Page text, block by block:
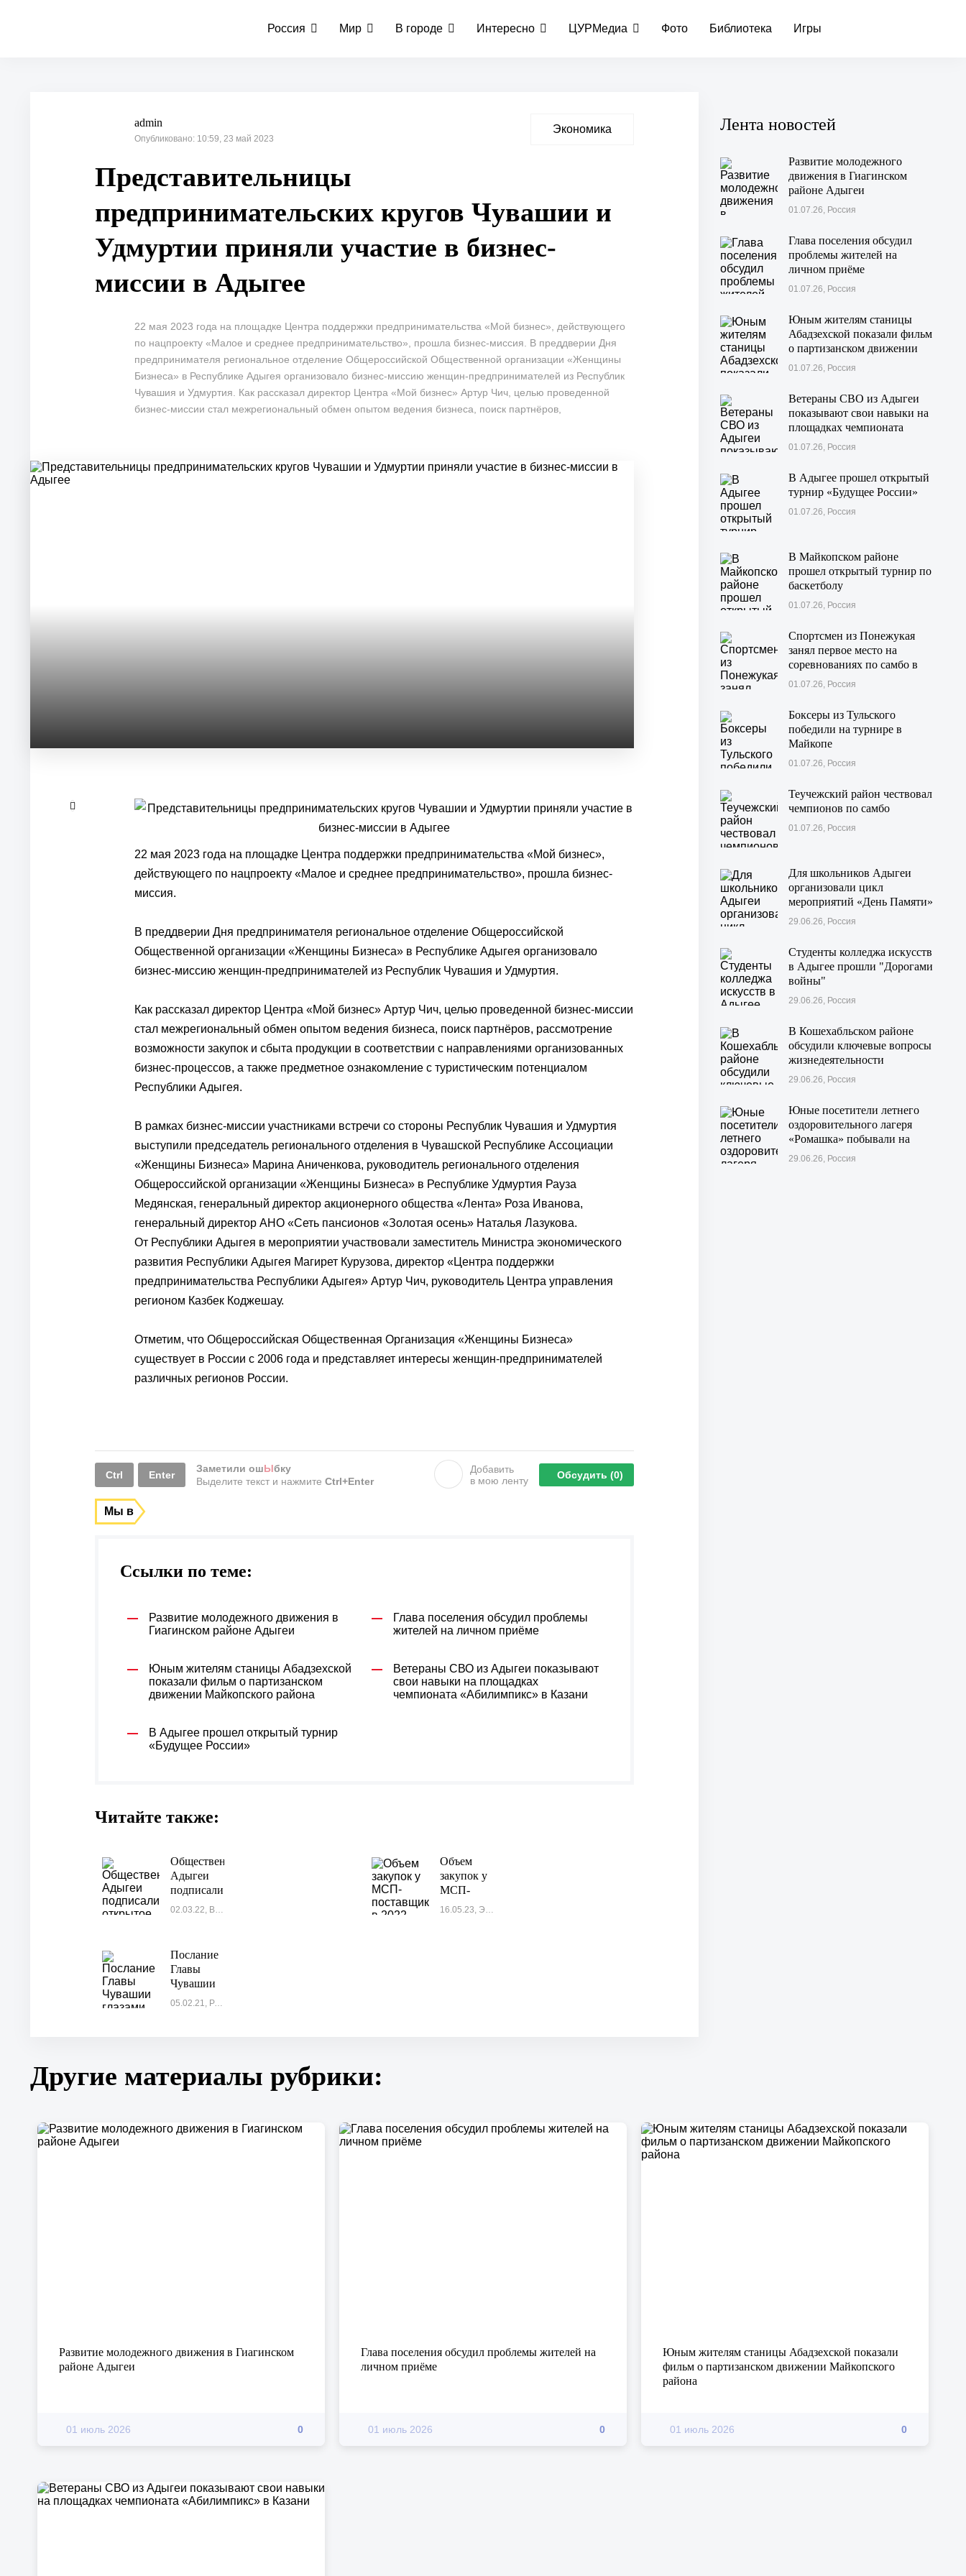
Россия Мир В городе Интересно ЦУРМедиа Фото Библиотека Игры
admin
Опубликовано: 10:59, 23 май 2023
Экономика
Представительницы
предпринимательских кругов Чувашии и
Удмуртии приняли участие в бизнес-
миссии в Адыгее
22 мая 2023 года на площадке Центра поддержки предпринимательства «Мой бизнес», действующего
по нацпроекту «Малое и среднее предпринимательство», прошла бизнес-миссия. В преддверии Дня
предпринимателя региональное отделение Общероссийской Общественной организации «Женщины
Бизнеса» в Республике Адыгея организовало бизнес-миссию женщин-предпринимателей из Республик
Чувашия и Удмуртия. Как рассказал директор Центра «Мой бизнес» Артур Чич, целью проведенной
бизнес-миссии стал межрегиональный обмен опытом ведения бизнеса, поиск партнёров,
22 мая 2023 года на площадке Центра поддержки предпринимательства «Мой бизнес»,
действующего по нацпроекту «Малое и среднее предпринимательство», прошла бизнес-
миссия.
В преддверии Дня предпринимателя региональное отделение Общероссийской
Общественной организации «Женщины Бизнеса» в Республике Адыгея организовало
бизнес-миссию женщин-предпринимателей из Республик Чувашия и Удмуртия.
Как рассказал директор Центра «Мой бизнес» Артур Чич, целью проведенной бизнес-миссии
стал межрегиональный обмен опытом ведения бизнеса, поиск партнёров, рассмотрение
возможности закупок и сбыта продукции в соответствии с направлениями организованных
бизнес-процессов, а также предметное ознакомление с туристическим потенциалом
Республики Адыгея.
В рамках бизнес-миссии участниками встречи со стороны Республик Чувашия и Удмуртия
выступили председатель регионального отделения в Чувашской Республике Ассоциации
«Женщины Бизнеса» Марина Аниченкова, руководитель регионального отделения
Общероссийской организации «Женщины Бизнеса» в Республике Удмуртия Рауза
Медянская, генеральный директор акционерного общества «Лента» Роза Иванова,
генеральный директор АНО «Сеть пансионов «Золотая осень» Наталья Лазукова.
От Республики Адыгея в мероприятии участвовали заместитель Министра экономического
развития Республики Адыгея Магирет Курузова, директор «Центра поддержки
предпринимательства Республики Адыгея» Артур Чич, руководитель Центра управления
регионом Казбек Коджешау.
Отметим, что Общероссийская Общественная Организация «Женщины Бизнеса»
существует в России с 2006 года и представляет интересы женщин-предпринимателей
различных регионов России.
Ctrl Enter
Заметили ошЫбку
Выделите текст и нажмите Ctrl+Enter
Добавить
в мою ленту
Обсудить (0)
Мы в
Ссылки по теме:
Развитие молодежного движения в
Гиагинском районе Адыгеи
Глава поселения обсудил проблемы
жителей на личном приёме
Юным жителям станицы Абадзехской
показали фильм о партизанском
движении Майкопского района
Ветераны СВО из Адыгеи показывают
свои навыки на площадках
чемпионата «Абилимпикс» в Казани
В Адыгее прошел открытый турнир
«Будущее России»
Читайте также:
Общественники
Адыгеи
подписали
открытое
и
страной!»
02.03.22, Власть
Объем
закупок у
МСП-
поставщиков
16.05.23, Экономика
Послание
Главы
Чувашии
глазами
05.02.21, Россия
Лента новостей
Развитие молодежного
движения в Гиагинском
районе Адыгеи
01.07.26, Россия
Глава поселения обсудил
проблемы жителей на
личном приёме
01.07.26, Россия
Юным жителям станицы
Абадзехской показали фильм
о партизанском движении
Майкопского района
01.07.26, Россия
Ветераны СВО из Адыгеи
показывают свои навыки на
площадках чемпионата
«Абилимпикс» в Казани
01.07.26, Россия
В Адыгее прошел открытый
турнир «Будущее России»
01.07.26, Россия
В Майкопском районе
прошел открытый турнир по
баскетболу
01.07.26, Россия
Спортсмен из Понежукая
занял первое место на
соревнованиях по самбо в
Московской области
01.07.26, Россия
Боксеры из Тульского
победили на турнире в
Майкопе
01.07.26, Россия
Теучежский район чествовал
чемпионов по самбо
01.07.26, Россия
Для школьников Адыгеи
организовали цикл
мероприятий «День Памяти»
29.06.26, Россия
Студенты колледжа искусств
в Адыгее прошли "Дорогами
войны"
29.06.26, Россия
В Кошехабльском районе
обсудили ключевые вопросы
жизнедеятельности
муниципалитета
29.06.26, Россия
Юные посетители летнего
оздоровительного лагеря
«Ромашка» побывали на
экскурсии в Дондуковском
29.06.26, Россия
Другие материалы рубрики:
Развитие молодежного движения в Гиагинском
районе Адыгеи
01 июль 2026 0
Глава поселения обсудил проблемы жителей на
личном приёме
01 июль 2026 0
Юным жителям станицы Абадзехской показали
фильм о партизанском движении Майкопского
района
01 июль 2026 0